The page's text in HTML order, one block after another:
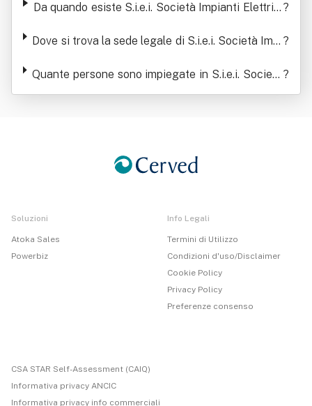
Da quando esiste S.i.e.i. Società Impianti Elettrici ?
Dove si trova la sede legale di S.i.e.i. Società Impi ?
Quante persone sono impiegate in S.i.e.i. Società
Impianti Elettrici Industriali Srl
?
Soluzioni
Atoka Sales
Powerbiz
Info Legali
Termini di Utilizzo
Condizioni d'uso/Disclaimer
Cookie Policy
Privacy Policy
Preferenze consenso
CSA STAR Self-Assessment (CAIQ)
Informativa privacy ANCIC
Informativa privacy info commerciali